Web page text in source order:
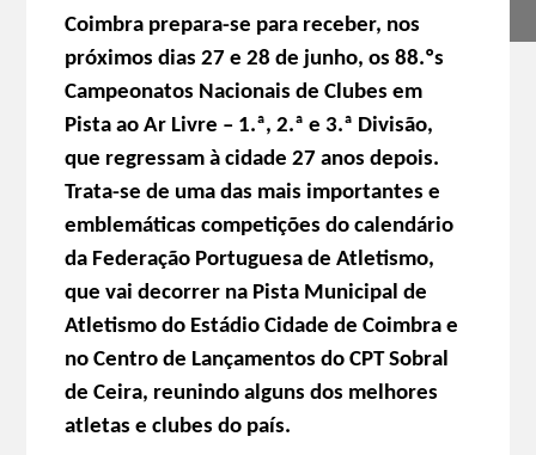
Coimbra prepara-se para receber, nos
próximos dias 27 e 28 de junho, os 88.ºs
Campeonatos Nacionais de Clubes em
Pista ao Ar Livre – 1.ª, 2.ª e 3.ª Divisão,
que regressam à cidade 27 anos depois.
Trata-se de uma das mais importantes e
emblemáticas competições do calendário
da Federação Portuguesa de Atletismo,
que vai decorrer na Pista Municipal de
Atletismo do Estádio Cidade de Coimbra e
no Centro de Lançamentos do CPT Sobral
de Ceira, reunindo alguns dos melhores
atletas e clubes do país.